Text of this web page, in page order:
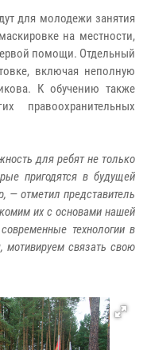
для молодежи занятия
на местности,
помощи. Отдельный
включая неполную
К обучению также
правоохранительных
для ребят не только
пригодятся в будущей
— отметил представитель
их с основами нашей
технологии в
мотивируем связать свою